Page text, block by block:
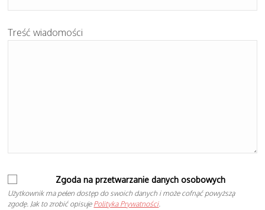
Treść wiadomości
Zgoda na przetwarzanie danych osobowych
Użytkownik ma pełen dostęp do swoich danych i może cofnąć powyższą
zgodę. Jak to zrobić opisuje Polityka Prywatności.